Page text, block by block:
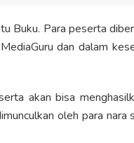
Buku. Para peserta
dan dalam
akan bisa
oleh para nara